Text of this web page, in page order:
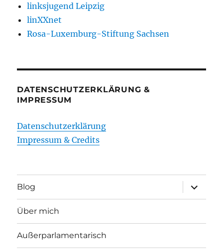
linksjugend Leipzig
linXXnet
Rosa-Luxemburg-Stiftung Sachsen
DATENSCHUTZERKLÄRUNG &
IMPRESSUM
Datenschutzerklärung
Impressum & Credits
Blog
öffnen
Über mich
Außerparlamentarisch